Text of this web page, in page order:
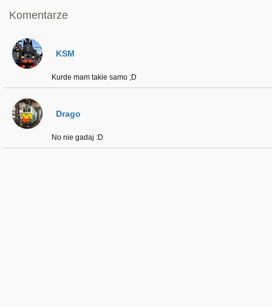
Komentarze
KSM
Kurde mam takie samo ;D
Drago
No nie gadaj :D